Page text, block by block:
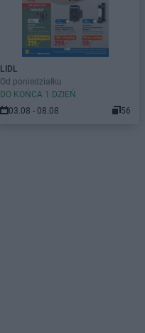
LIDL
Od poniedziałku
DO KOŃCA 1 DZIEŃ
03.08 - 08.08
56